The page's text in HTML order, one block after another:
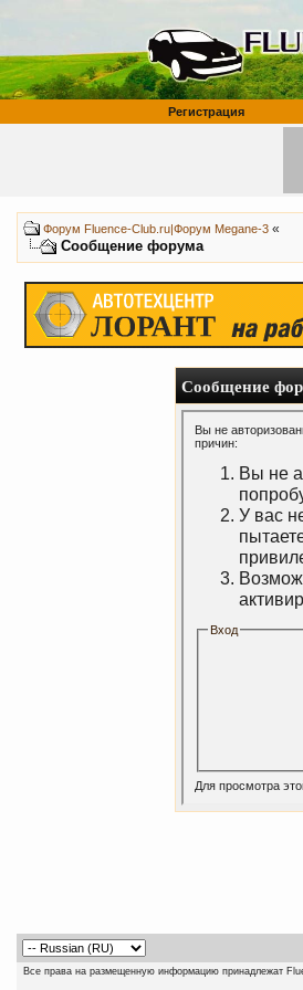
Регистрация
Форум Fluence-Club.ru|Форум Megane-3 «
Сообщение форума
Сообщение
Вы не
причин:
Вы не
У вас
Вход
Для просмотра
Все права на размещенную информацию принадлежат